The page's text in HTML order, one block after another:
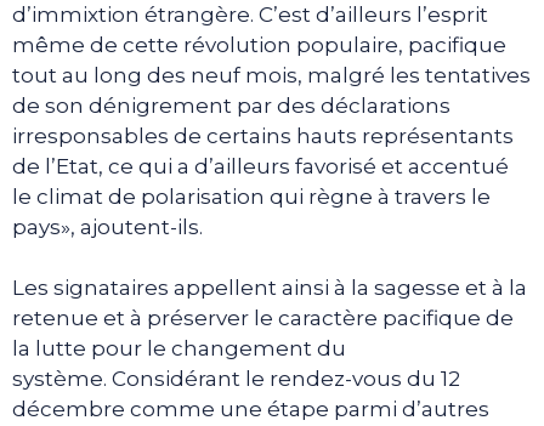
d’immixtion étrangère. C’est d’ailleurs l’esprit
même de cette révolution populaire, pacifique
tout au long des neuf mois, malgré les tentatives
de son dénigrement par des déclarations
irresponsables de certains hauts représentants
de l’Etat, ce qui a d’ailleurs favorisé et accentué
le climat de polarisation qui règne à travers le
pays», ajoutent-ils.
Les signataires appellent ainsi à la sagesse et à la
retenue et à préserver le caractère pacifique de
la lutte pour le changement du
système. Considérant le rendez-vous du 12
décembre comme une étape parmi d’autres